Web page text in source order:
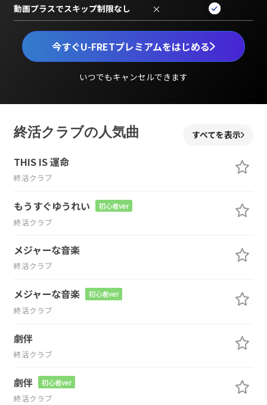
今すぐU-FRETプレミアムをはじめる
いつでもキャンセルできます
動画プラスでスキップ制限なし ×
終活クラブの人気曲 すべてを表示
THIS IS 運命
終活クラブ
もうすぐゆうれい 初心者ver
終活クラブ
メジャーな音楽
終活クラブ
メジャーな音楽 初心者ver
終活クラブ
劇伴
終活クラブ
劇伴 初心者ver
終活クラブ